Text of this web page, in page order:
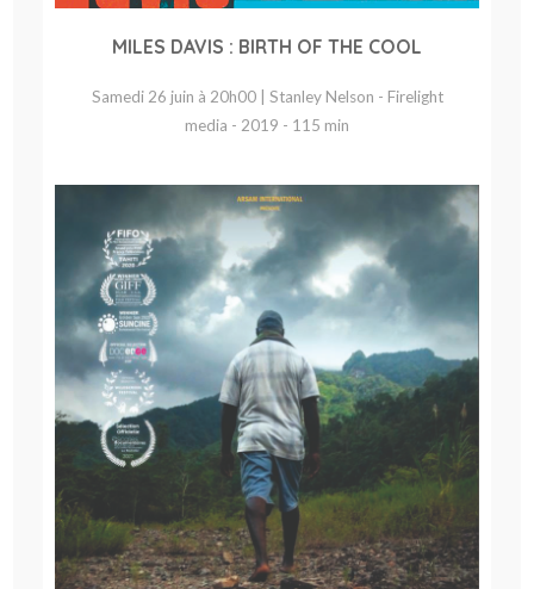
MILES DAVIS : BIRTH OF THE COOL
Samedi 26 juin à 20h00 | Stanley Nelson - Firelight
media - 2019 - 115 min